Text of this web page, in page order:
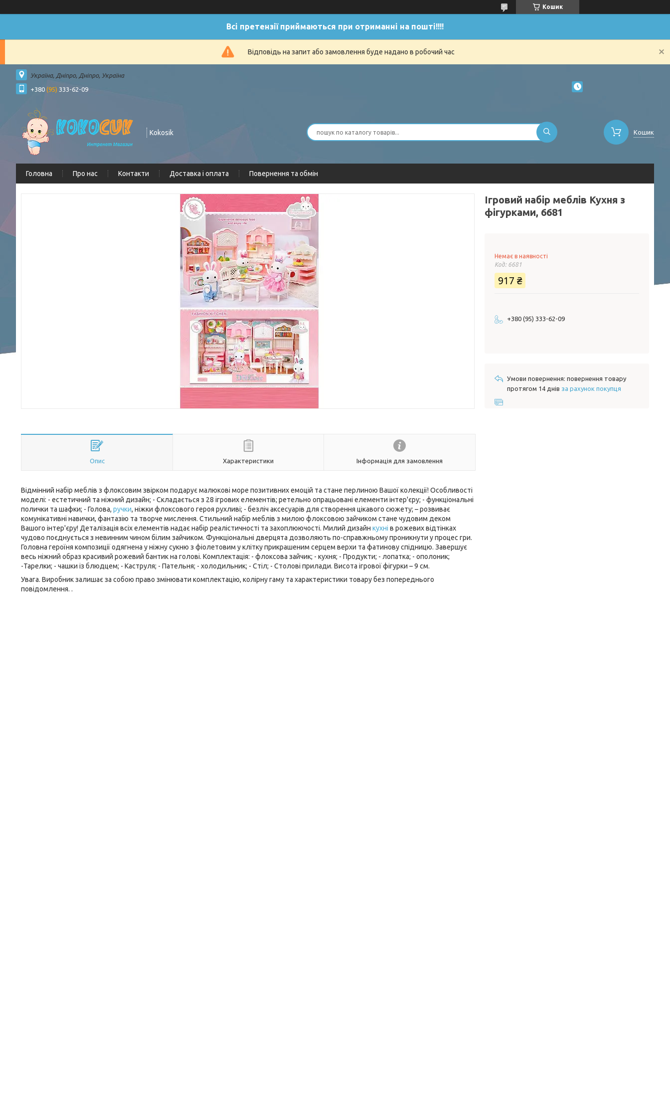
Кошик
Всі претензії приймаються при отриманні на пошті!!!!
Відповідь на запит або замовлення буде надано в робочий час
Україна, Дніпро, Дніпро, Україна
+380 (95) 333-62-09
Kokosik Кошик
Головна Про нас Контакти Доставка і оплата Повернення та обмін
Опис Характеристики Інформація для замовлення
Відмінний набір меблів з флоксовим звірком подарує малюкові море позитивних емоцій та стане перлиною Вашої колекції! Особливості
моделі: - естетичний та ніжний дизайн; - Складається з 28 ігрових елементів; ретельно опрацьовані елементи інтер'єру; - функціональні
полички та шафки; - Голова, ручки, ніжки флоксового героя рухливі; - безліч аксесуарів для створення цікавого сюжету; – розвиває
комунікативні навички, фантазію та творче мислення. Стильний набір меблів з милою флоксовою зайчиком стане чудовим деком
Вашого інтер'єру! Деталізація всіх елементів надає набір реалістичності та захоплюючості. Милий дизайн кухні в рожевих відтінках
чудово поєднується з невинним чином білим зайчиком. Функціональні дверцята дозволяють по-справжньому проникнути у процес гри.
Головна героїня композиції одягнена у ніжну сукню з фіолетовим у клітку прикрашеним серцем верхи та фатинову спідницю. Завершує
весь ніжний образ красивий рожевий бантик на голові. Комплектація: - флоксова зайчик; - кухня; - Продукти; - лопатка; - ополоник;
-Тарелки; - чашки із блюдцем; - Каструля; - Пательня; - холодильник; - Стіл; - Столові прилади. Висота ігрової фігурки – 9 см.
Увага. Виробник залишає за собою право змінювати комплектацію, колірну гаму та характеристики товару без попереднього
повідомлення. .
Ігровий набір меблів Кухня з
фігурками, 6681
Немає в наявності
Код: 6681
917 ₴
+380 (95) 333-62-09
повернення товару
протягом 14 днів за рахунок покупця